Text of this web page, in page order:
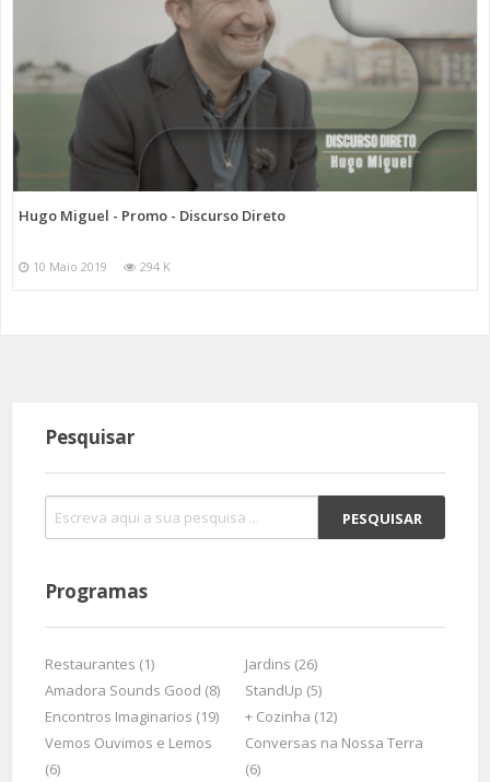
Hugo Miguel - Promo - Discurso Direto
10 Maio 2019 294 K
Pesquisar
Programas
Restaurantes (1)
Jardins (26)
Amadora Sounds Good (8)
StandUp (5)
Encontros Imaginarios (19)
+ Cozinha (12)
Vemos Ouvimos e Lemos
(6)
Conversas na Nossa Terra
(6)